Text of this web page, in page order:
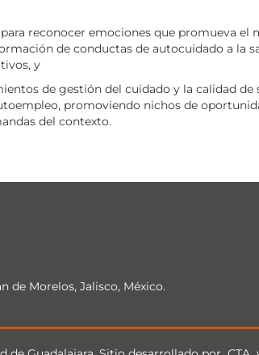
reconocer emociones que promueva el
de conductas de autocuidado a la
y
de gestión del cuidado y la calidad de
promoviendo nichos de
del contexto.
de Morelos, Jalisco, México.